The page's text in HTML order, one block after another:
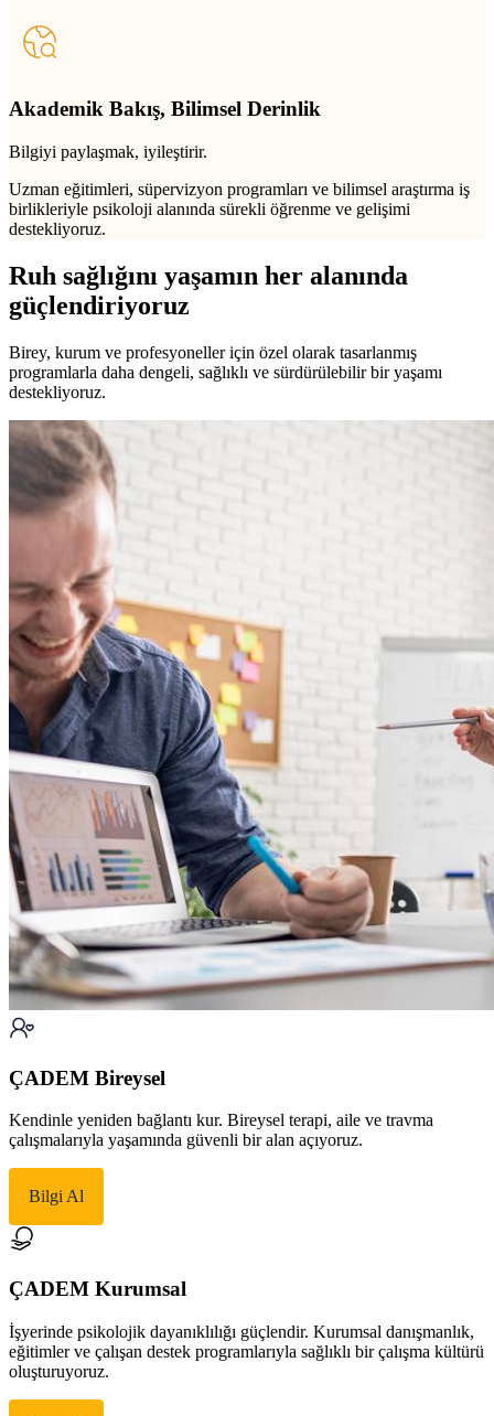
Akademik Bakış, Bilimsel Derinlik
Bilgiyi paylaşmak, iyileştirir.
Uzman eğitimleri, süpervizyon programları ve bilimsel araştırma iş
birlikleriyle psikoloji alanında sürekli öğrenme ve gelişimi
destekliyoruz.
Ruh sağlığını yaşamın her alanında
güçlendiriyoruz
Birey, kurum ve profesyoneller için özel olarak tasarlanmış
programlarla daha dengeli, sağlıklı ve sürdürülebilir bir yaşamı
destekliyoruz.
ÇADEM Bireysel
Kendinle yeniden bağlantı kur. Bireysel terapi, aile ve travma
çalışmalarıyla yaşamında güvenli bir alan açıyoruz.
Bilgi Al
ÇADEM Kurumsal
İşyerinde psikolojik dayanıklılığı güçlendir. Kurumsal danışmanlık,
eğitimler ve çalışan destek programlarıyla sağlıklı bir çalışma kültürü
oluşturuyoruz.